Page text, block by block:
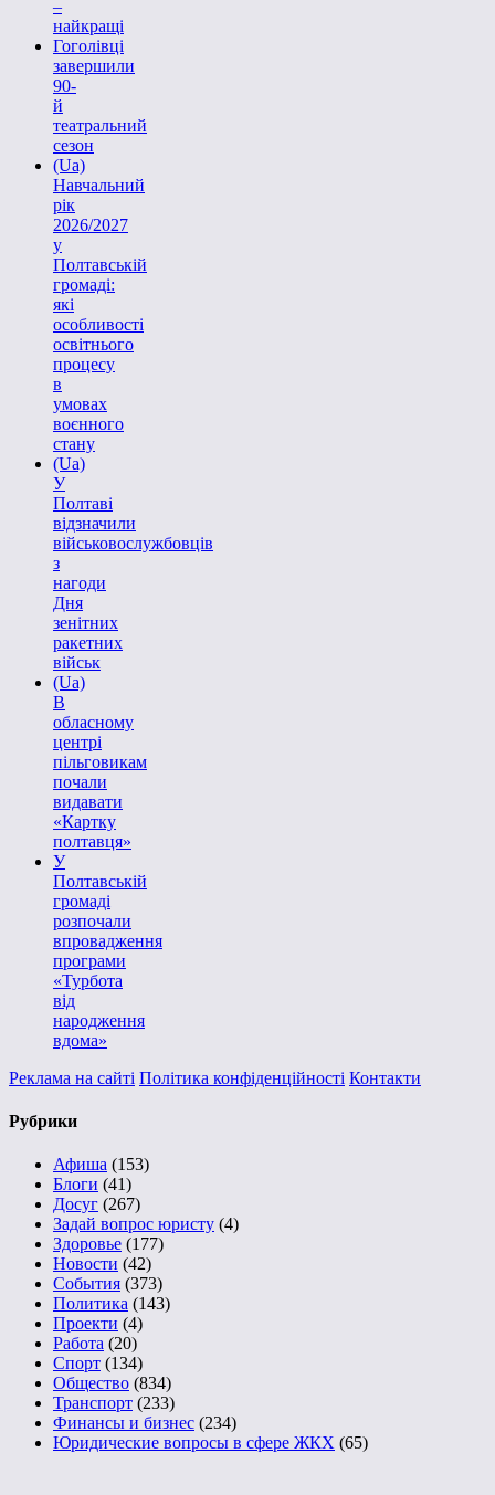
–
найкращі
Гоголівці
завершили
90-
й
театральний
сезон
(Ua)
Навчальний
рік
2026/2027
у
Полтавській
громаді:
які
особливості
освітнього
процесу
в
умовах
воєнного
стану
(Ua)
У
Полтаві
відзначили
військовослужбовців
з
нагоди
Дня
зенітних
ракетних
військ
(Ua)
В
обласному
центрі
пільговикам
почали
видавати
«Картку
полтавця»
У
Полтавській
громаді
розпочали
впровадження
програми
«Турбота
від
народження
вдома»
Реклама на сайті Політика конфіденційності Контакти
Рубрики
Афиша (153)
Блоги (41)
Досуг (267)
Задай вопрос юристу (4)
Здоровье (177)
Новости (42)
События (373)
Политика (143)
Проекти (4)
Работа (20)
Спорт (134)
Общество (834)
Транспорт (233)
Финансы и бизнес (234)
Юридические вопросы в сфере ЖКХ (65)